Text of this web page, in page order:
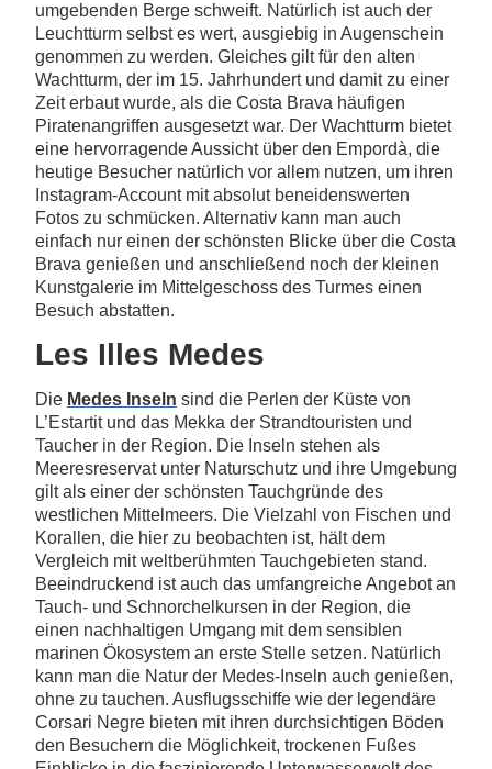
umgebenden Berge schweift. Natürlich ist auch der
Leuchtturm selbst es wert, ausgiebig in Augenschein
genommen zu werden. Gleiches gilt für den alten
Wachtturm, der im 15. Jahrhundert und damit zu einer
Zeit erbaut wurde, als die Costa Brava häufigen
Piratenangriffen ausgesetzt war. Der Wachtturm bietet
eine hervorragende Aussicht über den Empordà, die
heutige Besucher natürlich vor allem nutzen, um ihren
Instagram-Account mit absolut beneidenswerten
Fotos zu schmücken. Alternativ kann man auch
einfach nur einen der schönsten Blicke über die Costa
Brava genießen und anschließend noch der kleinen
Kunstgalerie im Mittelgeschoss des Turmes einen
Besuch abstatten.
Les Illes Medes
Die Medes Inseln sind die Perlen der Küste von
L’Estartit und das Mekka der Strandtouristen und
Taucher in der Region. Die Inseln stehen als
Meeresreservat unter Naturschutz und ihre Umgebung
gilt als einer der schönsten Tauchgründe des
westlichen Mittelmeers. Die Vielzahl von Fischen und
Korallen, die hier zu beobachten ist, hält dem
Vergleich mit weltberühmten Tauchgebieten stand.
Beeindruckend ist auch das umfangreiche Angebot an
Tauch- und Schnorchelkursen in der Region, die
einen nachhaltigen Umgang mit dem sensiblen
marinen Ökosystem an erste Stelle setzen. Natürlich
kann man die Natur der Medes-Inseln auch genießen,
ohne zu tauchen. Ausflugsschiffe wie der legendäre
Corsari Negre bieten mit ihren durchsichtigen Böden
den Besuchern die Möglichkeit, trockenen Fußes